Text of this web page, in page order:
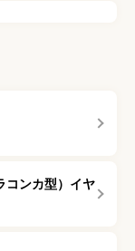
コンカ型）イヤ